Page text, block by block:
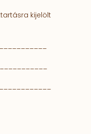
kijelölt